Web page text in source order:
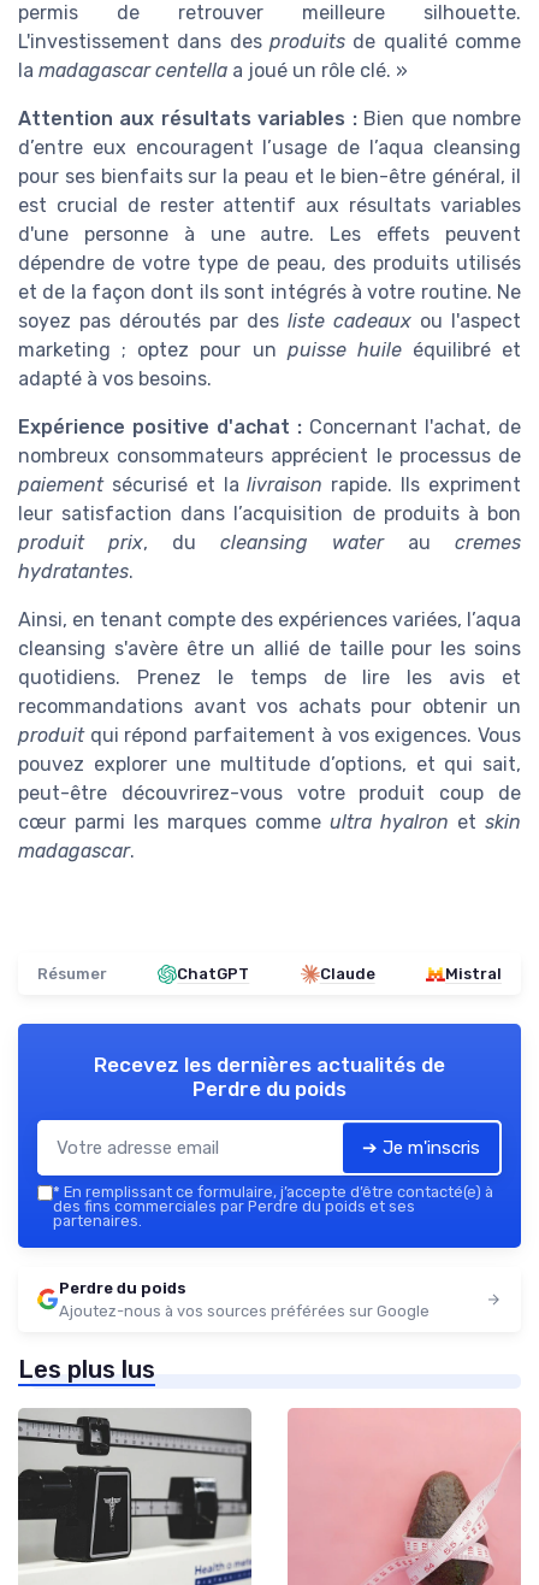
permis de retrouver meilleure silhouette.
L'investissement dans des produits de qualité comme
la madagascar centella a joué un rôle clé. »
Attention aux résultats variables :Bien que nombre
d’entre eux encouragent l’usage de l’aqua cleansing
pour ses bienfaits sur la peau et le bien-être général, il
est crucial de rester attentif aux résultats variables
d'une personne à une autre. Les effets peuvent
dépendre de votre type de peau, des produits utilisés
et de la façon dont ils sont intégrés à votre routine. Ne
soyez pas déroutés par des liste cadeaux ou l'aspect
marketing ; optez pour un puisse huileéquilibré et
adapté à vos besoins.
Expérience positive d'achat : Concernant l'achat, de
nombreux consommateurs apprécient le processus de
paiementsécurisé et lalivraison rapide. Ils expriment
leur satisfaction dans l’acquisition de produits à bon
produit prix, du cleansing waterau cremes
hydratantes.
Ainsi, en tenant compte des expériences variées, l’aqua
cleansing s'avère être un allié de taille pour les soins
quotidiens. Prenez le temps de lire les avis et
recommandations avant vos achats pour obtenir un
produitqui répond parfaitement à vos exigences. Vous
pouvez explorer une multitude d’options, et qui sait,
peut-être découvrirez-vous votre produit coup de
cœur parmi les marques comme ultra hyalron et skin
madagascar.
Résumer ChatGPT Claude Mistral
Recevez les dernières actualités de
Perdre du poids
➔ Je m'inscris
* En remplissant ce formulaire, j’accepte d’être contacté(e) à
des fins commerciales par Perdre du poids et ses
partenaires.
Perdre du poids
Ajoutez-nous à vos sources préférées sur Google
Les plus lus